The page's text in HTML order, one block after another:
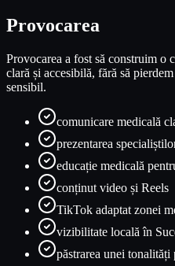
Provocarea
Provocarea a fost să construim o
clară și accesibilă, fără să
sensibil.
comunicare medicală
prezentarea
educație medicală
conținut video și Reels
TikTok adaptat zonei
vizibilitate locală în
păstrarea unei